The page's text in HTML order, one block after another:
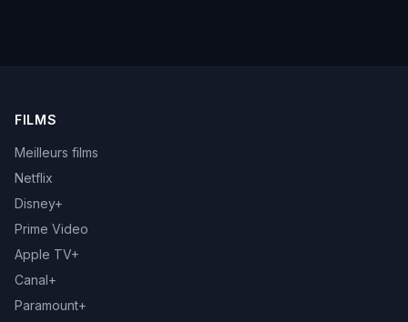
FILMS
Meilleurs films
Netflix
Disney+
Prime Video
Apple TV+
Canal+
Paramount+